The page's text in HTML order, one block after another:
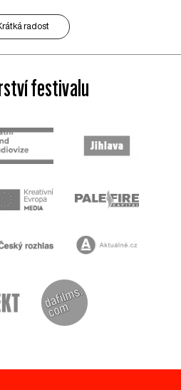
radost
festivalu